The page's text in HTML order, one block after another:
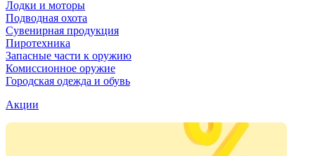
Лодки и моторы
Подводная охота
Сувенирная продукция
Пиротехника
Запасные части к оружию
Комиссионное оружие
Городская одежда и обувь
Акции